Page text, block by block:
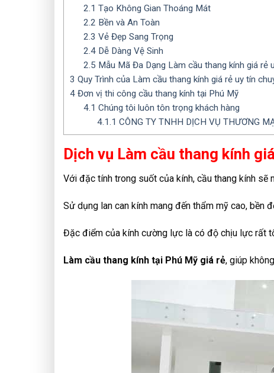
2.1 Tạo Không Gian Thoáng Mát
2.2 Bền và An Toàn
2.3 Vẻ Đẹp Sang Trọng
2.4Dễ Dàng Vệ Sinh
2.5 Mẫu Mã Đa Dạng Làm cầu thang kính giá rẻ
3 Quy Trình của Làm cầu thang kính giá rẻ uy tín
4 Đơn vị thi công cầu thang kính tại Phú Mỹ
4.1 Chúng tôi luôn tôn trọng khách hàng
4.1.1 CÔNG TY TNHH DỊCH VỤ THƯƠNG
Dịch vụ Làm cầu thang kính
Với đặc tính trong suốt của kính, cầu thang kính sẽ
Sử dụng lan can kính mang đến thẩm mỹ cao, bền
Đặc điểm của kính cường lực là có độ chịu lực rất
Làm cầu thang kính tại Phú Mỹ giá rẻ, giúp